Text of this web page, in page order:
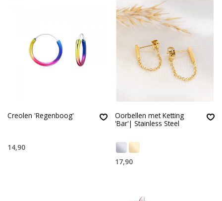
Creolen 'Regenboog'
14,90
Oorbellen met Ketting
'Bar'| Stainless Steel
17,90